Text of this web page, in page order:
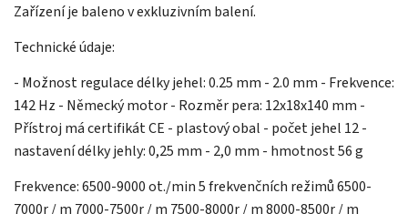
Zařízení je baleno v exkluzivním balení.
Technické údaje:
- Možnost regulace délky jehel: 0.25 mm - 2.0 mm - Frekvence:
142 Hz - Německý motor - Rozměr pera: 12x18x140 mm -
Přístroj má certifikát CE - plastový obal - počet jehel 12 -
nastavení délky jehly: 0,25 mm - 2,0 mm - hmotnost 56 g
Frekvence: 6500-9000 ot./min 5 frekvenčních režimů 6500-
7000r / m 7000-7500r / m 7500-8000r / m 8000-8500r / m